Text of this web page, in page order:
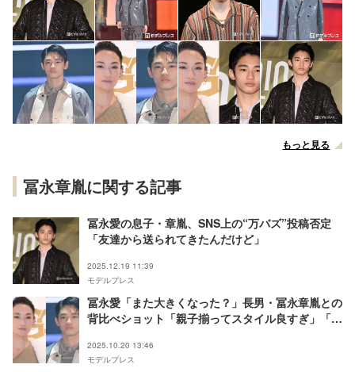
もっと見る
冨永章胤に関する記事
冨永愛の息子・章胤、SNS上の“万バズ”投稿否定
「友達から送られてきたんだけど」
2025.12.19 11:39
モデルプレス
冨永愛「また大きくなった？」長男・冨永章胤との
背比べショット「親子揃ってスタイル良すぎ」「絵
2025.10.20 13:46
モデルプレス